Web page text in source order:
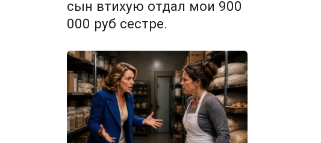
сын втихую отдал мои 900
000 руб сестре.